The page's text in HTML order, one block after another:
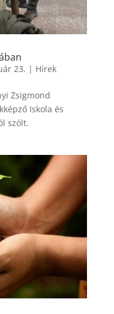
23. | Hírek
Zsigmond
Iskola és
szólt.